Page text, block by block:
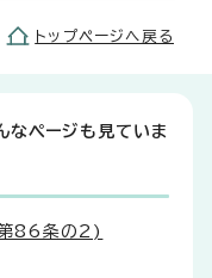
トップページへ戻る
なページも見ていま
第86条の2)